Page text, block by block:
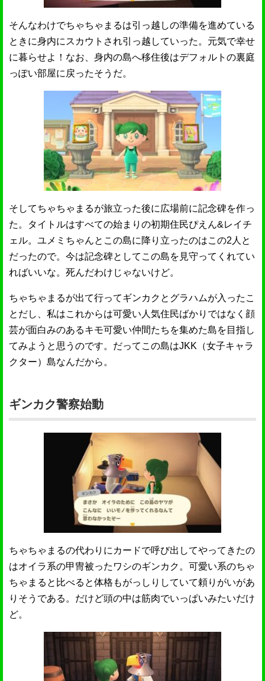
そんなわけでちゃちゃまるは引っ越しの準備を進めている
ときに身内にスカウトされ引っ越していった。元気で幸せ
に暮らせよ！なお、身内の島へ移住後はデフォルトの裏庭
っぽい部屋に戻ったそうだ。
そしてちゃちゃまるが旅立った後に広場前に記念碑を作っ
た。タイトルはすべての始まりの初期住民ぴえん&レイチ
ェル。ユメミちゃんとこの島に降り立ったのはこの2人と
だったので。今は記念碑としてこの島を見守ってくれてい
ればいいな。死んだわけじゃないけど。
ちゃちゃまるが出て行ってギンカクとグラハムが入ったこ
とだし、私はこれからは可愛い人気住民ばかりではなく顔
芸が面白みのあるキモ可愛い仲間たちを集めた島を目指し
てみようと思うのです。だってこの島はJKK（女子キャラ
クター）島なんだから。
ギンカク警察始動
ちゃちゃまるの代わりにカードで呼び出してやってきたの
はオイラ系の甲冑被ったワシのギンカク。可愛い系のちゃ
ちゃまると比べると体格もがっしりしていて頼りがいがあ
りそうである。だけど頭の中は筋肉でいっぱいみたいだけ
ど。